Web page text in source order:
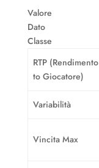
Valore
Dato
Classe
RTP (Rendimento
to Giocatore)
Variabilità
Vincita Max